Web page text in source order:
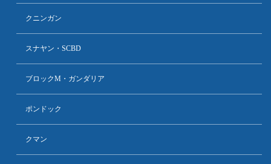
クニンガン
スナヤン・SCBD
ブロックM・ガンダリア
ポンドック
クマン